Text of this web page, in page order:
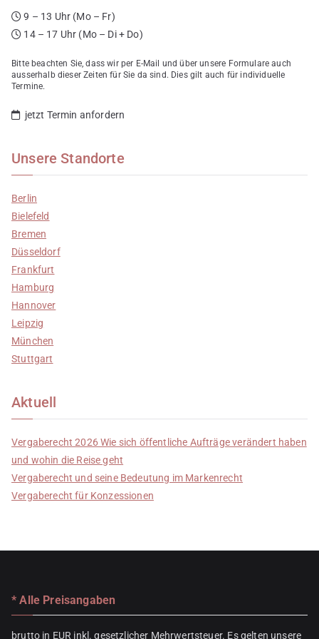
9 – 13 Uhr (Mo – Fr)
14 – 17 Uhr (Mo – Di + Do)
Bitte beachten Sie, dass wir per E-Mail und über unsere Formulare auch
ausserhalb dieser Zeiten für Sie da sind. Dies gilt auch für individuelle
Termine.
jetzt Termin anfordern
Unsere Standorte
Berlin
Bielefeld
Bremen
Düsseldorf
Frankfurt
Hamburg
Hannover
Leipzig
München
Stuttgart
Aktuell
Vergaberecht 2026 Wie sich öffentliche Aufträge verändert haben
und wohin die Reise geht
Vergaberecht und seine Bedeutung im Markenrecht
Vergaberecht für Konzessionen
* Alle Preisangaben
brutto in EUR inkl. gesetzlicher Mehrwertsteuer. Es gelten unsere